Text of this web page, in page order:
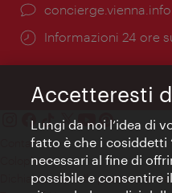
Ort:
concierge.vienna.info
Öffnungszeiten:
Informazioni 24 ore
Contatti
Colophon
Dichiarazione sulla protezione
Accetteresti
Lungi da noi l’idea di
fatto è che i cosiddetti
necessari al fine di
possibile e consentire